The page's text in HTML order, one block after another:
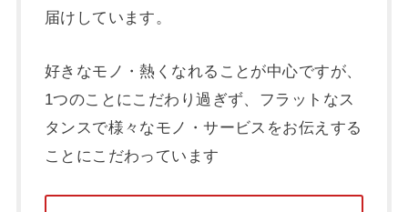
届けしています。
好きなモノ・熱くなれることが中心ですが、
1つのことにこだわり過ぎず、フラットなス
タンスで様々なモノ・サービスをお伝えする
ことにこだわっています